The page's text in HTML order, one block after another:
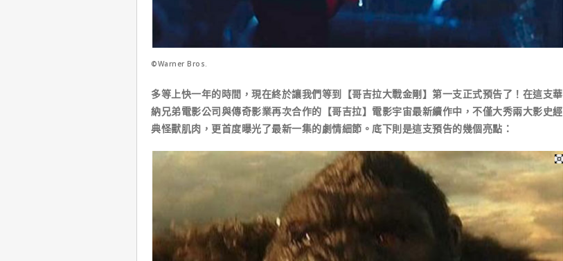
©Warner Bros.
多等上快一年的時間，現在終於讓我們等到【哥吉拉大戰金剛】第一支正式預告了！在這支華
納兄弟電影公司與傳奇影業再次合作的【哥吉拉】電影宇宙最新續作中，不僅大秀兩大影史經
典怪獸肌肉，更首度曝光了最新一集的劇情細節。底下則是這支預告的幾個亮點：